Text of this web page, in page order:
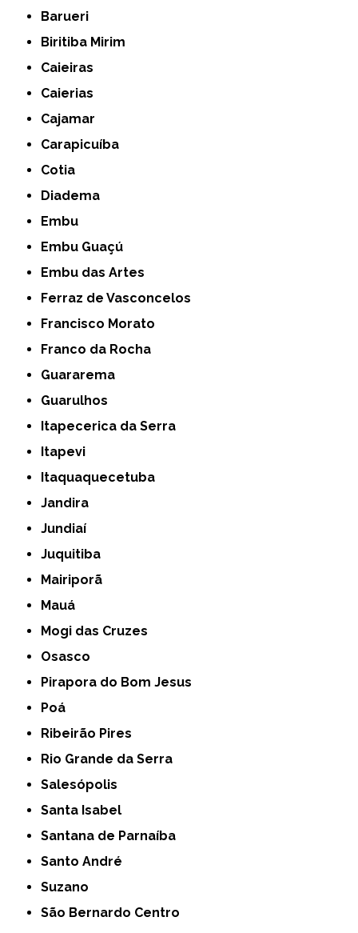
Barueri
Biritiba Mirim
Caieiras
Caierias
Cajamar
Carapicuíba
Cotia
Diadema
Embu
Embu Guaçú
Embu das Artes
Ferraz de Vasconcelos
Francisco Morato
Franco da Rocha
Guararema
Guarulhos
Itapecerica da Serra
Itapevi
Itaquaquecetuba
Jandira
Jundiaí
Juquitiba
Mairiporã
Mauá
Mogi das Cruzes
Osasco
Pirapora do Bom Jesus
Poá
Ribeirão Pires
Rio Grande da Serra
Salesópolis
Santa Isabel
Santana de Parnaíba
Santo André
Suzano
São Bernardo Centro